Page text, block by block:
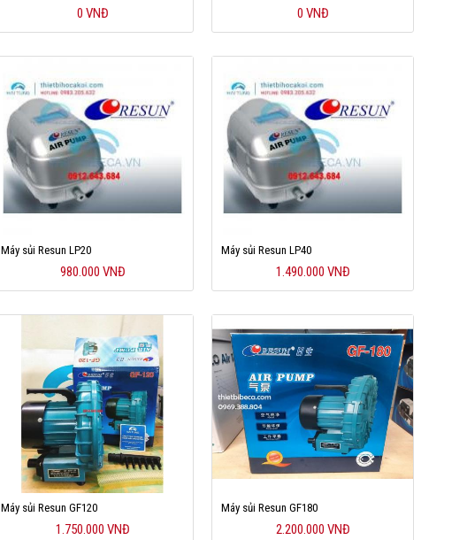
0 VNĐ 0 VNĐ
Máy sủi Resun LP20
980.000 VNĐ
Máy sủi Resun LP40
1.490.000 VNĐ
Máy sủi Resun GF120
1.750.000 VNĐ
Máy sủi Resun GF180
2.200.000 VNĐ